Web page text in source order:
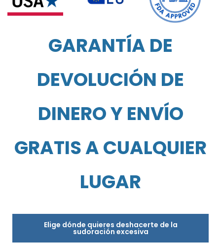
GARANTÍA DE
DEVOLUCIÓN DE
DINERO Y ENVÍO
GRATIS A CUALQUIER
LUGAR
Elige dónde quieres deshacerte de la
sudoración excesiva